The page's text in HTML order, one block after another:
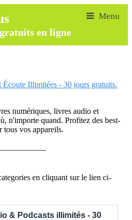
en ligne
Illimitées - 30 jours gratuits.
numériques, livres audio et
n'importe quand. Profitez des best-
tous vos appareils.
en cliquant sur le lien ci-
& Podcasts illimités - 30